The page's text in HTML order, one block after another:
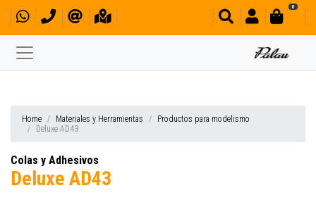
0
Home Materiales y Herramientas
Productos para modelismo
Deluxe AD43
Colas y Adhesivos
Deluxe AD43